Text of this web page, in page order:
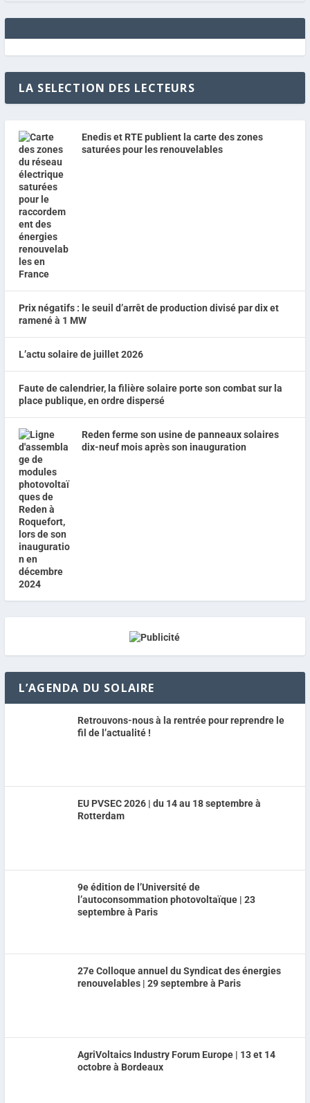
LA SELECTION DES LECTEURS
Enedis et RTE publient la carte des zones
saturées pour les renouvelables
Prix négatifs : le seuil d’arrêt de production divisé par dix et
ramené à 1 MW
L’actu solaire de juillet 2026
Faute de calendrier, la filière solaire porte son combat sur la
place publique, en ordre dispersé
Reden ferme son usine de panneaux solaires
dix-neuf mois après son inauguration
L’AGENDA DU SOLAIRE
Retrouvons-nous à la rentrée pour reprendre le
fil de l’actualité !
EU PVSEC 2026 | du 14 au 18 septembre à
Rotterdam
9e édition de l’Université de
l’autoconsommation photovoltaïque | 23
septembre à Paris
27e Colloque annuel du Syndicat des énergies
renouvelables | 29 septembre à Paris
AgriVoltaics Industry Forum Europe | 13 et 14
octobre à Bordeaux